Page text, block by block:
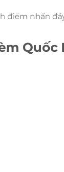
điểm nhấn
Quốc